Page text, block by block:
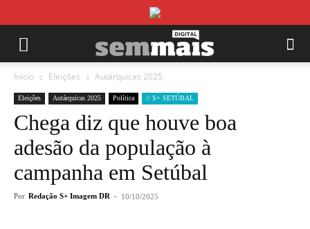
Início Eleições Autárquicas 2025
Eleições Autárquicas 2025 Política // S+ SETÚBAL
Chega diz que houve boa
adesão da população à
campanha em Setúbal
Por Redação S+ Imagem DR - 10/10/2025